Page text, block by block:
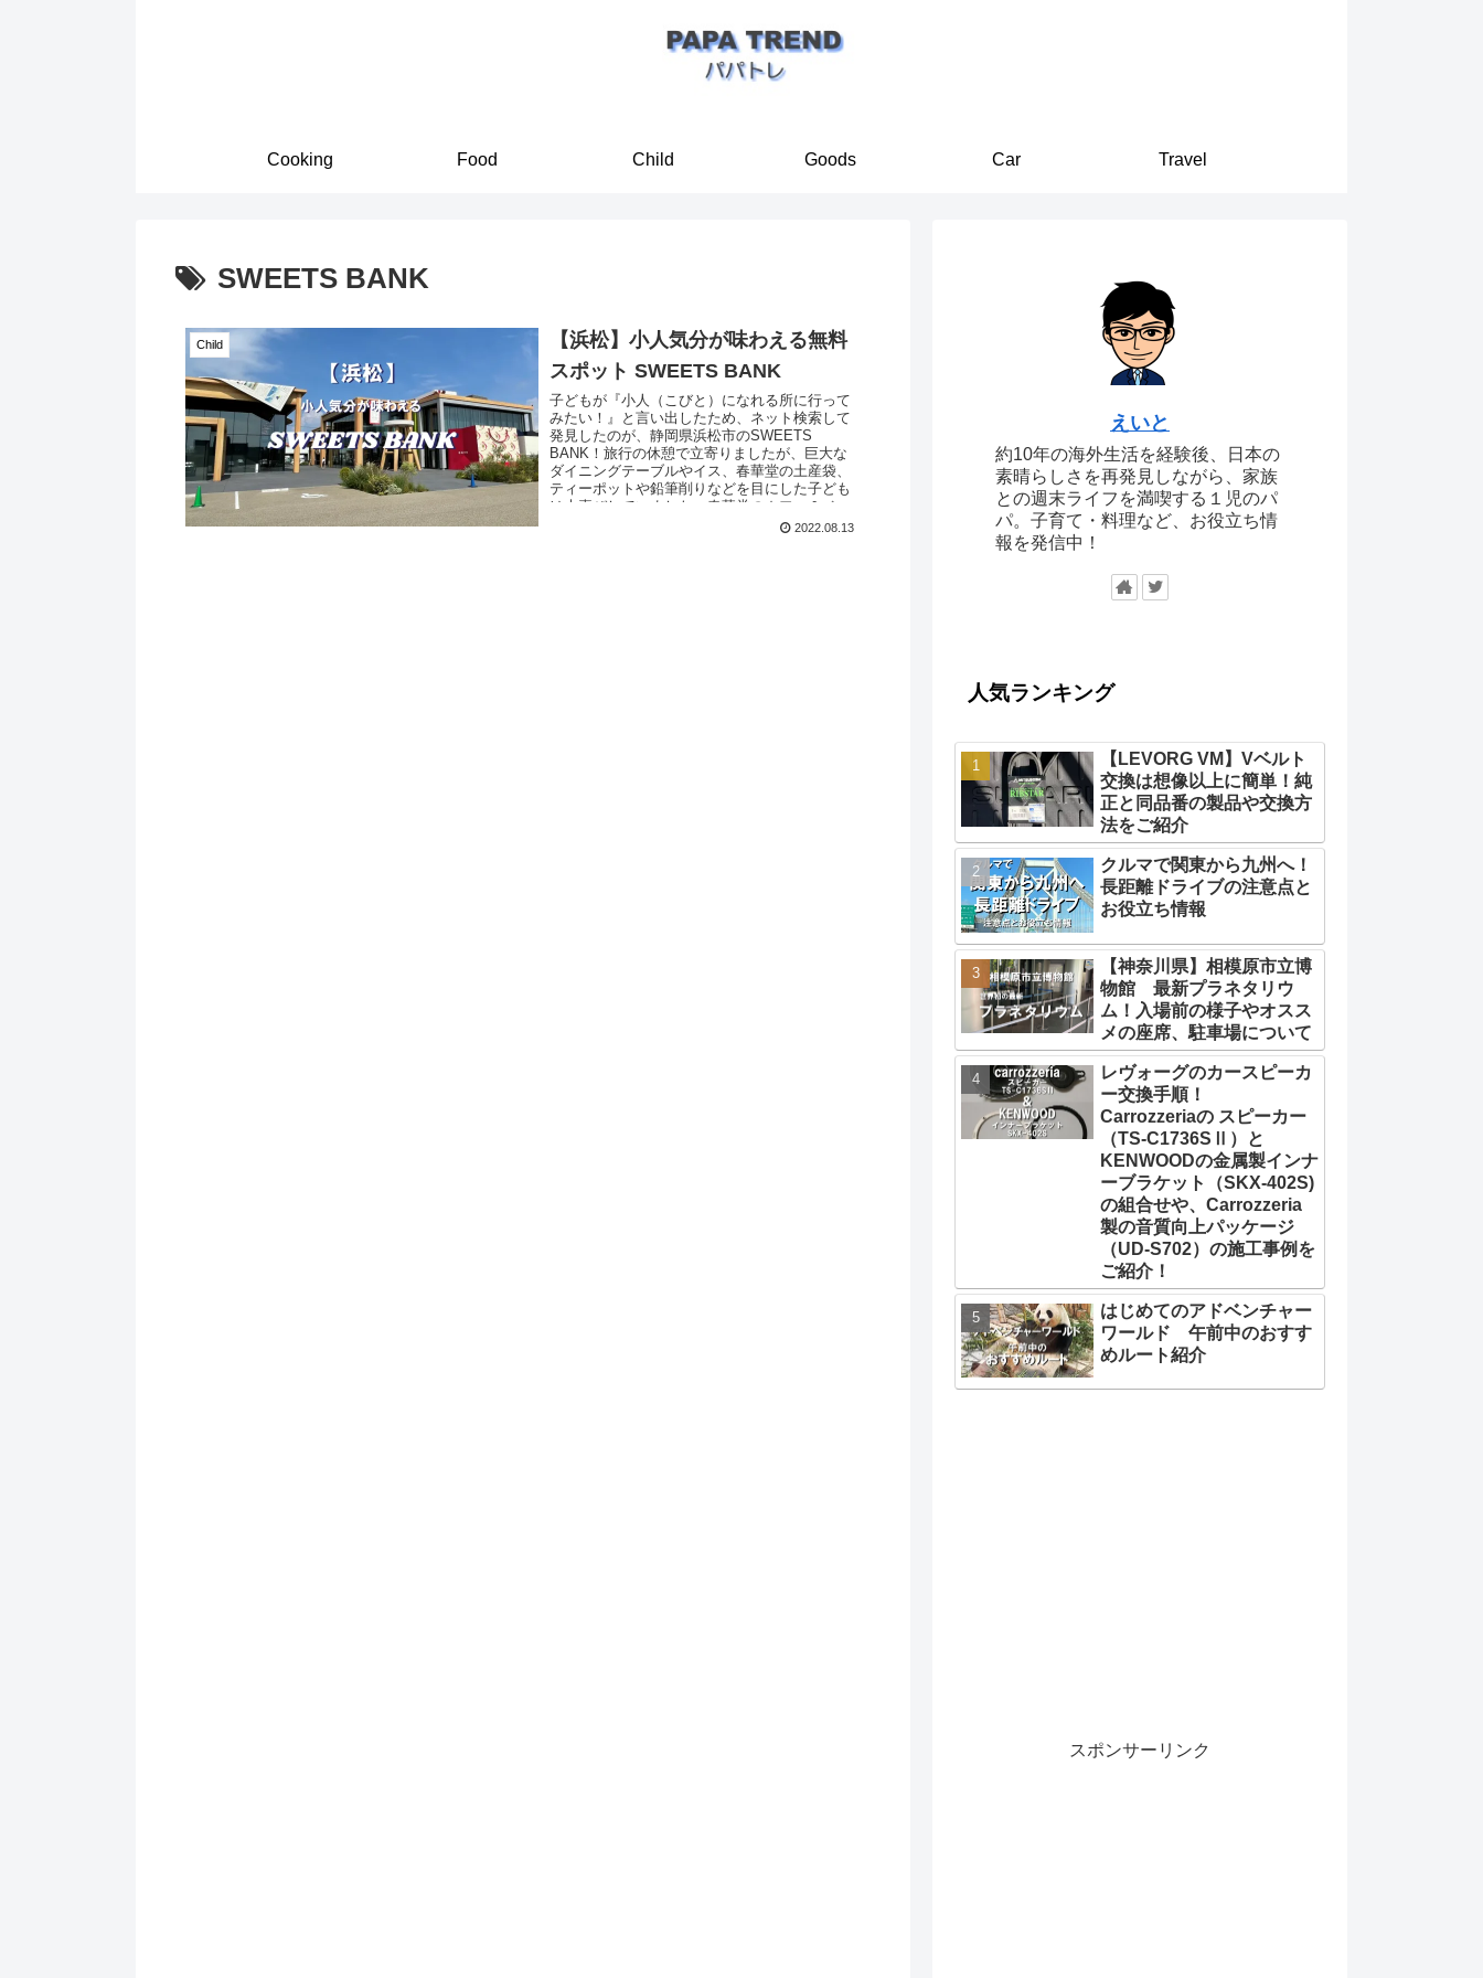
Cooking Food Child Goods Car Travel
SWEETS BANK
Child
【浜松】小人気分が味わえる無料
スポット SWEETS BANK
子どもが『小人（こびと）になれる所に行って
みたい！』と言い出したため、ネット検索して
発見したのが、静岡県浜松市のSWEETS
BANK！旅行の休憩で立寄りましたが、巨大な
ダイニングテーブルやイス、春華堂の土産袋、
ティーポットや鉛筆削りなどを目にした子ども
は大喜びしていました。春華堂のカフェ＆ベー
カリーで休憩したり、限定商品が購入できた
2022.08.13
えいと
約10年の海外生活を経験後、日本の
素晴らしさを再発見しながら、家族
との週末ライフを満喫する１児のパ
パ。子育て・料理など、お役立ち情
報を発信中！
人気ランキング
【LEVORG VM】Vベルト
交換は想像以上に簡単！純
正と同品番の製品や交換方
法をご紹介
クルマで関東から九州へ！
長距離ドライブの注意点と
お役立ち情報
【神奈川県】相模原市立博
物館 最新プラネタリウ
ム！入場前の様子やオスス
メの座席、駐車場について
レヴォーグのカースピーカ
ー交換手順！
Carrozzeriaの スピーカー
（TS-C1736SⅡ）と
KENWOODの金属製インナ
ーブラケット（SKX-402S)
の組合せや、Carrozzeria
製の音質向上パッケージ
（UD-S702）の施工事例を
ご紹介！
はじめてのアドベンチャー
ワールド 午前中のおすす
めルート紹介
スポンサーリンク